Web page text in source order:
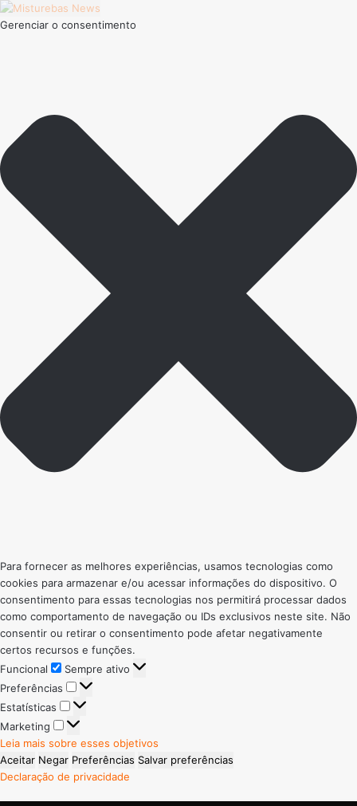
Gerenciar o consentimento
Para fornecer as melhores experiências, usamos tecnologias como
cookies para armazenar e/ou acessar informações do dispositivo. O
consentimento para essas tecnologias nos permitirá processar dados
como comportamento de navegação ou IDs exclusivos neste site. Não
consentir ou retirar o consentimento pode afetar negativamente
certos recursos e funções.
Funcional
Funcional
Sempre ativo
Preferências
Preferências
Estatísticas
Estatísticas
Marketing
Marketing
Leia mais sobre esses objetivos
Aceitar Negar Preferências Salvar preferências
Declaração de privacidade